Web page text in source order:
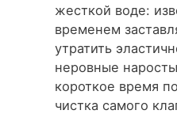
жесткой воде:
временем
утратить
неровные
короткое время
чистка самого